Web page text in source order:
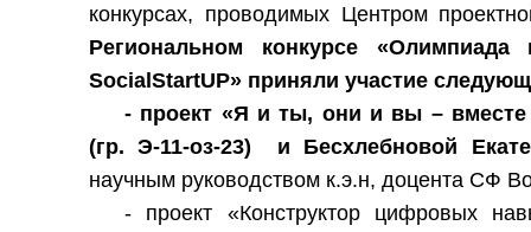
конкурсах, проводимых Центром
Региональном конкурсе «Олимпиада
SocialStartUP» приняли участие
- проект «Я и ты, они и вы –
(гр. Э-11-оз-23) и Бесхлебновой
научным руководством к.э.н, доцента СФ
- проект «Конструктор цифровых